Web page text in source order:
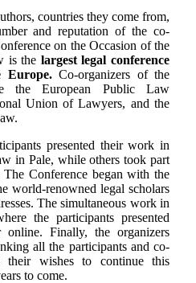
countries they come from,
and reputation of the co-
on the Occasion of the
is the largest legal conference
Co-organizers of the
the European Public Law
Union of Lawyers, and the
presented their work in
in Pale, while others took part
Conference began with the
world-renowned legal scholars
The simultaneous work in
the participants presented
Finally, the organizers
all the participants and co-
their wishes to continue this
to come.